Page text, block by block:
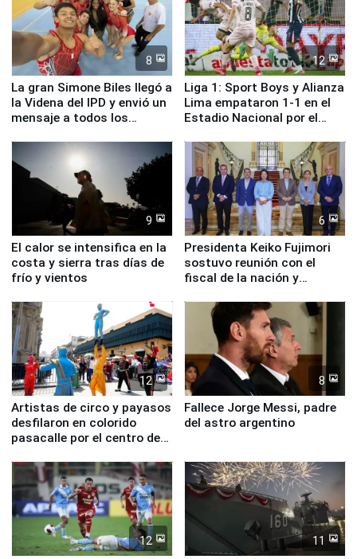
8
La gran Simone Biles llegó a
la Videna del IPD y envió un
mensaje a todos los
12
Liga 1: Sport Boys y Alianza
Lima empataron 1-1 en el
Estadio Nacional por el
9
El calor se intensifica en la
costa y sierra tras días de
frío y vientos
6
Presidenta Keiko Fujimori
sostuvo reunión con el
fiscal de la nación y
12
Artistas de circo y payasos
desfilaron en colorido
pasacalle por el centro de
8
Fallece Jorge Messi, padre
del astro argentino
12 11